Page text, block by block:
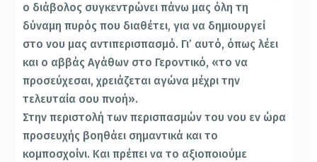
ο διάβολος συγκεντρώνει πάνω μας όλη τη
δύναμη πυρός που διαθέτει, για να δημιουργεί
στο νου μας αντιπερισπασμό. Γι’ αυτό, όπως λέει
και ο αββάς Αγάθων στο Γεροντικό, «το να
προσεύχεσαι, χρειάζεται αγώνα μέχρι την
τελευταία σου πνοή».
Στην περιστολή των περισπασμών του νου εν ώρα
προσευχής βοηθάει σημαντικά και το
κομποσχοίνι. Και πρέπει να το αξιοποιούμε